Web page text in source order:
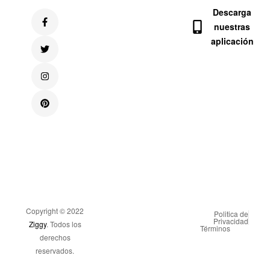
Descarga
nuestras
aplicación
Copyright © 2022
Ziggy. Todos los
derechos
reservados.
Politica de
Privacidad
Términos